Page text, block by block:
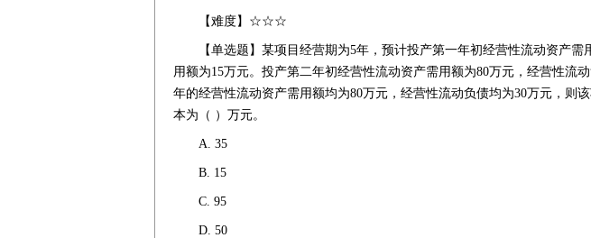
【难度】☆☆☆
【单选题】某项目经营期为5年，预计投产第一年初经营性流动资产
用额为15万元。投产第二年初经营性流动资产需用额为80万元，经营性流
年的经营性流动资产需用额均为80万元，经营性流动负债均为30万元，则
本为（ ）万元。
A. 35
B. 15
C. 95
D. 50